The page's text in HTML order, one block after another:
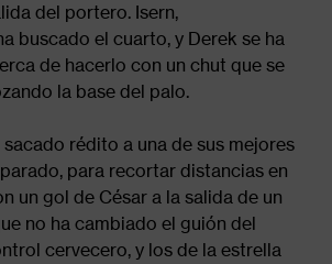
del portero. Isern,
buscado el cuarto, y Derek se ha
de hacerlo con un chut que se
la base del palo.
rédito a una de sus mejores
para recortar distancias en
un gol de César a la salida de un
no ha cambiado el guión del
cervecero, y los de la estrella